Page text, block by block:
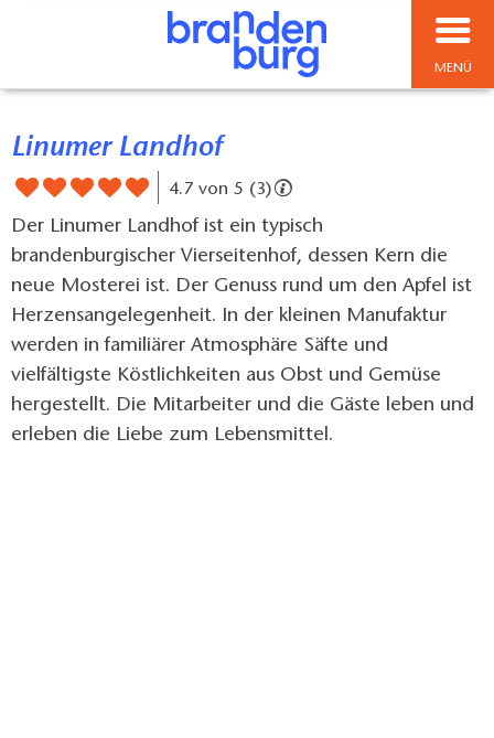
MENÜ
Linumer Landhof
4.7 von 5 (3)
Der Linumer Landhof ist ein typisch
brandenburgischer Vierseitenhof, dessen Kern die
neue Mosterei ist. Der Genuss rund um den Apfel ist
Herzensangelegenheit. In der kleinen Manufaktur
werden in familiärer Atmosphäre Säfte und
vielfältigste Köstlichkeiten aus Obst und Gemüse
hergestellt. Die Mitarbeiter und die Gäste leben und
erleben die Liebe zum Lebensmittel.